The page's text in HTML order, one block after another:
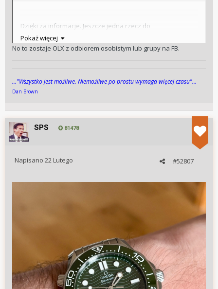
Dzięki za informacje. Jeszcze jedna rzecz do
doprecyzowania. Bazarek jest dla mnie niedostępny, bo
jeszcze nie jestem dość zaawansowany na forum, więc z
jakiego portalu skorzystać? Ja myślałem o OLX, szczególnie
Pokaż więcej
No to zostaje OLX z odbiorem osobistym lub grupy na FB.
..."Wszys­tko jest możli­we. Niemożli­we po pros­tu wy­maga więcej cza­su"...
Dan Brown
SPS 81478
#52807
Napisano 22 Lutego